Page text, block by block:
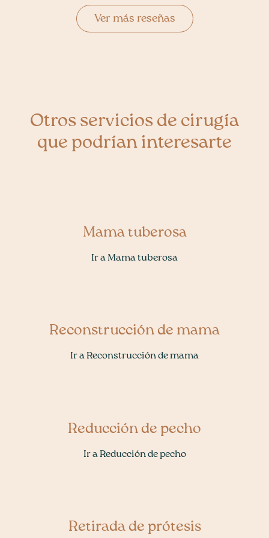
— PCV
Ver más reseñas
Otros servicios de cirugía
que podrían interesarte
Mama tuberosa
Ir a Mama tuberosa
Reconstrucción de mama
Ir a Reconstrucción de mama
Reducción de pecho
Ir a Reducción de pecho
Retirada de prótesis